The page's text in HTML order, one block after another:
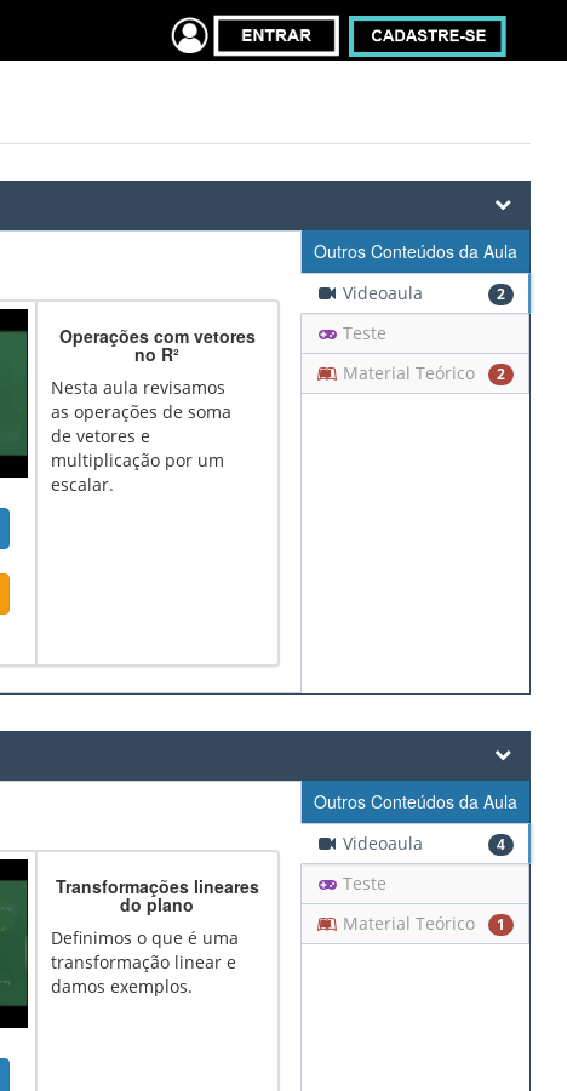
Outros Conteúdos da Aula
Videoaula 2
Teste
Material Teórico
2
Operações com vetores
no R²
Nesta aula revisamos
as operações de soma
de vetores e
multiplicação por um
escalar.
Outros Conteúdos da Aula
Videoaula 4
Teste
Material Teórico
1
Transformações lineares
do plano
Definimos o que é uma
transformação linear e
damos exemplos.